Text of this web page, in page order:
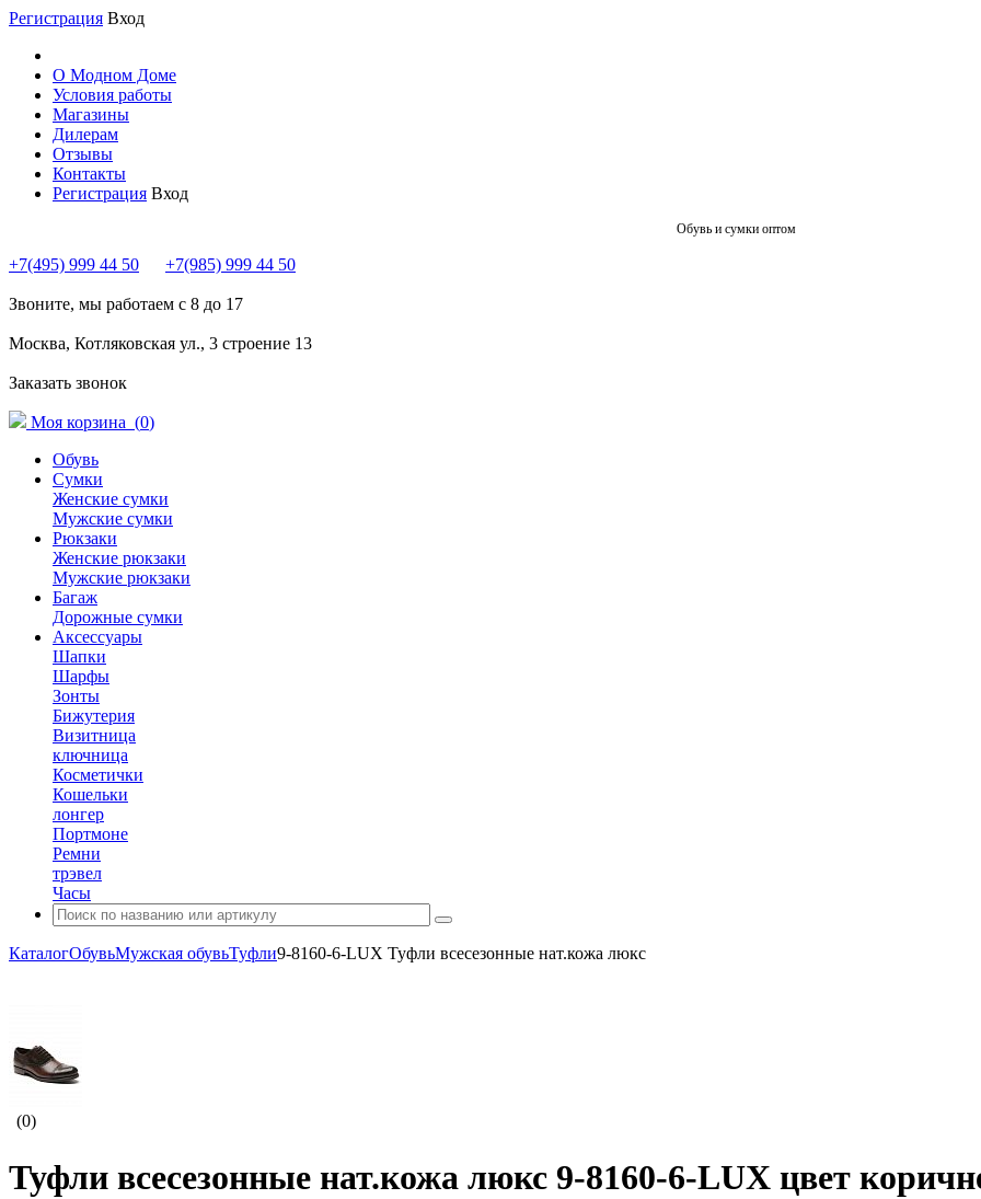
Регистрация Вход
О Модном Доме
Условия работы
Магазины
Дилерам
Отзывы
Контакты
Регистрация Вход
Обувь и сумки оптом
+7(495) 999 44 50 +7(985) 999 44 50
Звоните, мы работаем с 8 до 17
Москва, Котляковская ул., 3 строение 13
Заказать звонок
Моя корзина (0)
Обувь
Сумки
Женские сумки
Мужские сумки
Рюкзаки
Женские рюкзаки
Мужские рюкзаки
Багаж
Дорожные сумки
Аксессуары
Шапки
Шарфы
Зонты
Бижутерия
Визитница
ключница
Косметички
Кошельки
лонгер
Портмоне
Ремни
трэвел
Часы
КаталогОбувьМужская обувьТуфли9-8160-6-LUX Туфли всесезонные нат.кожа люкс
(0)
Туфли всесезонные нат.кожа люкс 9-8160-6-LUX цвет